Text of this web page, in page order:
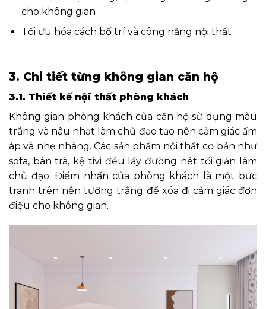
cho không gian
Tối ưu hóa cách bố trí và công năng nội thất
3. Chi tiết từng không gian căn hộ
3.1. Thiết kế nội thất phòng khách
Không gian phòng khách của căn hộ sử dụng màu
trắng và nâu nhạt làm chủ đạo tạo nên cảm giác ấm
áp và nhẹ nhàng. Các sản phẩm nội thất cơ bản như
sofa, bàn trà, kệ tivi đều lấy đường nét tối giản làm
chủ đạo. Điểm nhấn của phòng khách là một bức
tranh trên nền tường trắng để xóa đi cảm giác đơn
điệu cho không gian.